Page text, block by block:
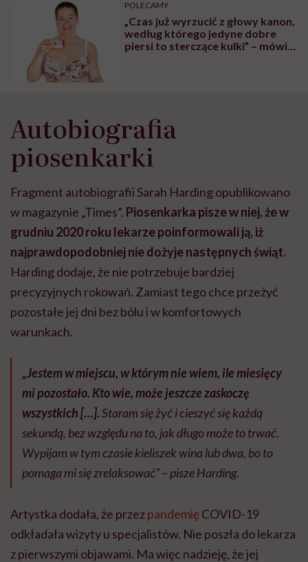
głupota i brak
wyobraźni"
POLECAMY
„Czas już wyrzucić z głowy kanon,
według którego jedyne dobre
piersi to sterczące kulki” – mówi
Autobiografia
piosenkarki
Fragment autobiografii Sarah Harding opublikowano
w magazynie „Times”. Piosenkarka pisze w niej, że w
grudniu 2020 roku lekarze poinformowali ją, iż
najprawdopodobniej nie dożyje następnych świąt.
Harding dodaje, że nie potrzebuje bardziej
precyzyjnych rokowań. Zamiast tego chce przeżyć
pozostałe jej dni bez bólu i w komfortowych
warunkach.
„Jestem w miejscu, w którym nie wiem, ile miesięcy
mi pozostało. Kto wie, może jeszcze zaskoczę
wszystkich […].Staram się żyć i cieszyć się każdą
sekundą, bez względu na to, jak długo może to trwać.
Wypijam w tym czasie kieliszek wina lub dwa, bo to
pomaga mi się zrelaksować” – pisze Harding.
Artystka dodała, że przezpandemięCOVID-19
odkładała wizyty u specjalistów. Nie poszła do lekarza
z pierwszymi objawami. Ma więc nadzieję, że jej